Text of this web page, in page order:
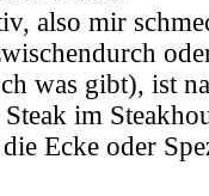
also mir
was gibt), ist
im
Ecke oder